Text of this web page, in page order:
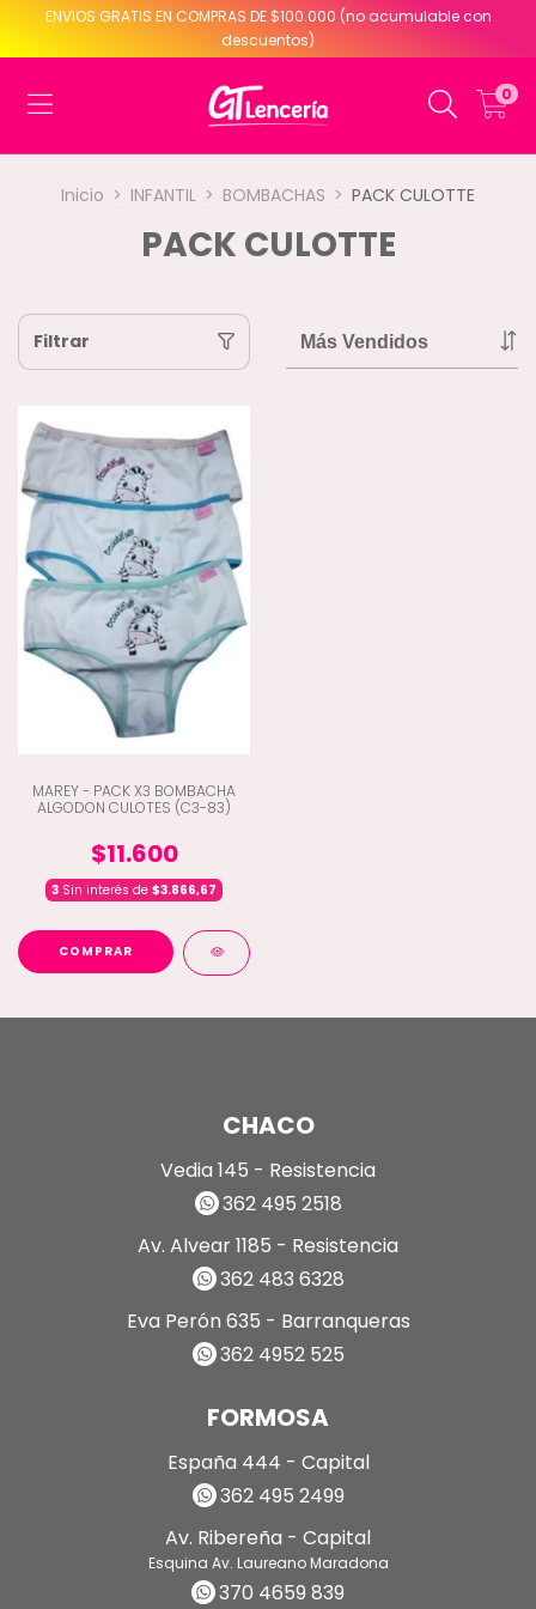
ENVIOS GRATIS EN COMPRAS DE $100.000 (no acumulable con
descuentos)
0
Inicio > INFANTIL > BOMBACHAS > PACK CULOTTE
PACK CULOTTE
Filtrar
MAREY - PACK X3 BOMBACHA
ALGODON CULOTES (C3-83)
$11.600
3 Sin interés de $3.866,67
COMPRAR
CHACO
Vedia 145 - Resistencia
362 495 2518
Av. Alvear 1185 - Resistencia
362 483 6328
Eva Perón 635 - Barranqueras
362 4952 525
FORMOSA
España 444 - Capital
362 495 2499
Av. Ribereña - Capital
Esquina Av. Laureano Maradona
370 4659 839